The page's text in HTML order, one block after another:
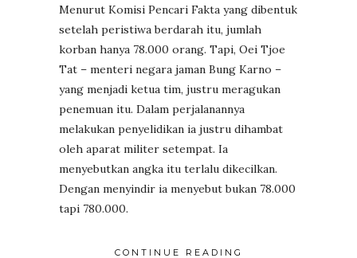
Menurut Komisi Pencari Fakta yang dibentuk
setelah peristiwa berdarah itu, jumlah
korban hanya 78.000 orang. Tapi, Oei Tjoe
Tat – menteri negara jaman Bung Karno –
yang menjadi ketua tim, justru meragukan
penemuan itu. Dalam perjalanannya
melakukan penyelidikan ia justru dihambat
oleh aparat militer setempat. Ia
menyebutkan angka itu terlalu dikecilkan.
Dengan menyindir ia menyebut bukan 78.000
tapi 780.000.
CONTINUE READING